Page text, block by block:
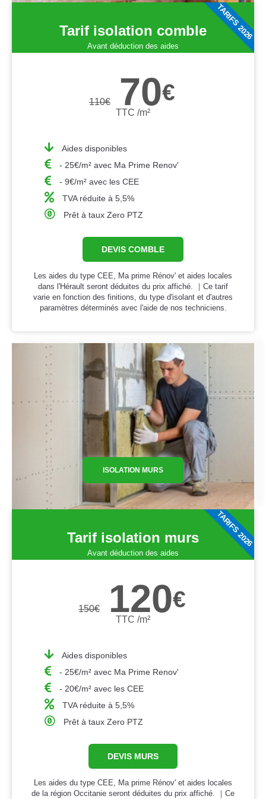
Tarif isolation comble
Avant déduction des aides
110€ 70€
TTC /m²
Aides disponibles
- 25€/m² avec Ma Prime Renov'
- 9€/m² avec les CEE
TVA réduite à 5,5%
Prêt à taux Zero PTZ
DEVIS COMBLE
Les aides du type CEE, Ma prime Rénov' et aides locales
dans l'Hérault seront déduites du prix affiché. ｜Ce tarif
varie en fonction des finitions, du type d'isolant et d'autres
paramètres déterminés avec l'aide de nos techniciens.
TARIFS 2026
ISOLATION MURS
Tarif isolation murs
Avant déduction des aides
150€ 120€
TTC /m²
Aides disponibles
- 25€/m² avec Ma Prime Renov'
- 20€/m² avec les CEE
TVA réduite à 5,5%
Prêt à taux Zero PTZ
DEVIS MURS
Les aides du type CEE, Ma prime Rénov' et aides locales
de la région Occitanie seront déduites du prix affiché. ｜Ce
TARIFS 2026